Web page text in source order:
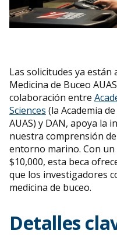
Las solicitudes ya están
Medicina de Buceo
colaboración entre
Sciences (la Academia
AUAS) y DAN, apoya la
nuestra comprensión
entorno marino. Con
$10,000, esta beca
que los investigadores
medicina de buceo.
Detalles